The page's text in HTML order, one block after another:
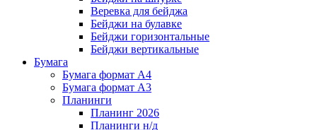
Веревка для бейджа
Бейджи на булавке
Бейджи горизонтальные
Бейджи вертикальные
Бумага
Бумага формат А4
Бумага формат А3
Планинги
Планинг 2026
Планинги н/д